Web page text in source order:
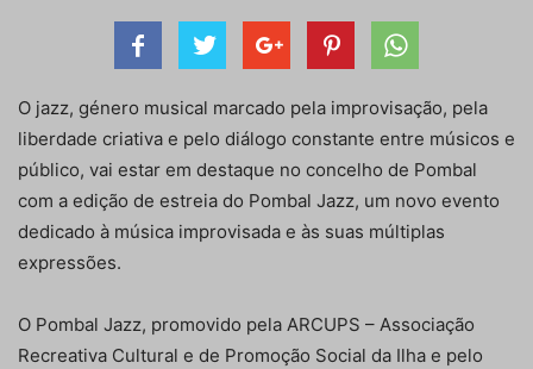
O jazz, género musical marcado pela improvisação, pela
liberdade criativa e pelo diálogo constante entre músicos e
público, vai estar em destaque no concelho de Pombal
com a edição de estreia do Pombal Jazz, um novo evento
dedicado à música improvisada e às suas múltiplas
expressões.
O Pombal Jazz, promovido pela ARCUPS – Associação
Recreativa Cultural e de Promoção Social da Ilha e pelo